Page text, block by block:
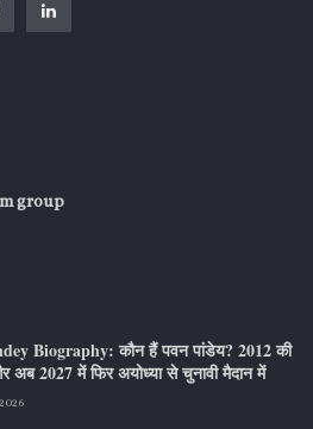
group
Biography: कौन हैं पवन पांडेय? 2012 की
अब 2027 में फिर अयोध्या से चुनावी मैदान में